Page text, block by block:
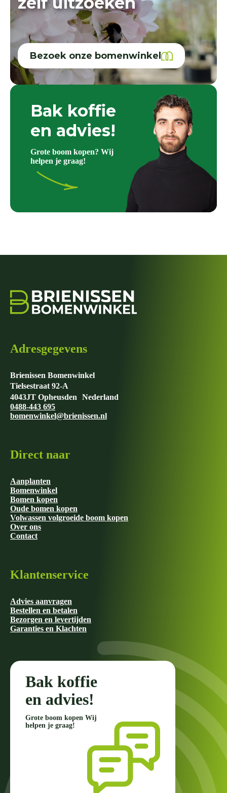
Bezoek onze bomenwinkel
Bak koffie
en advies!
Grote boom kopen? Wij
helpen je graag!
Adresgegevens
Brienissen Bomenwinkel
Tielsestraat 92-A
4043JT Opheusden Nederland
0488-443 695
bomenwinkel@brienissen.nl
Direct naar
Aanplanten
Bomenwinkel
Bomen kopen
Oude bomen kopen
Volwassen volgroeide boom kopen
Over ons
Contact
Klantenservice
Advies aanvragen
Bestellen en betalen
Bezorgen en levertijden
Garanties en Klachten
Bak koffie
en advies!
Grote boom kopen Wij
helpen je graag!